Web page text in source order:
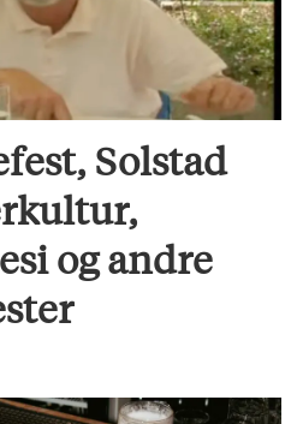
Solstad
og andre